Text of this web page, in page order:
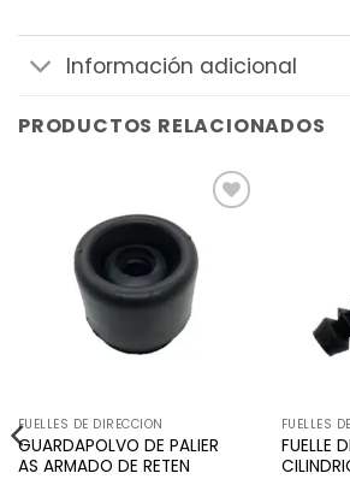
Información adicional
PRODUCTOS RELACIONADOS
lista de
deseos
FUELLES DE DIRECCION
GUARDAPOLVO DE PALIER
AS ARMADO DE RETEN
FUELLES
FUELLE